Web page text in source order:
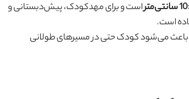
است و برای مهدکودک، پیش‌دبستانی و
است.
باعث می‌شود کودک حتی در مسیرهای طولانی